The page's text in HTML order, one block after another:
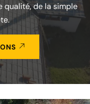
qualité, de la simple